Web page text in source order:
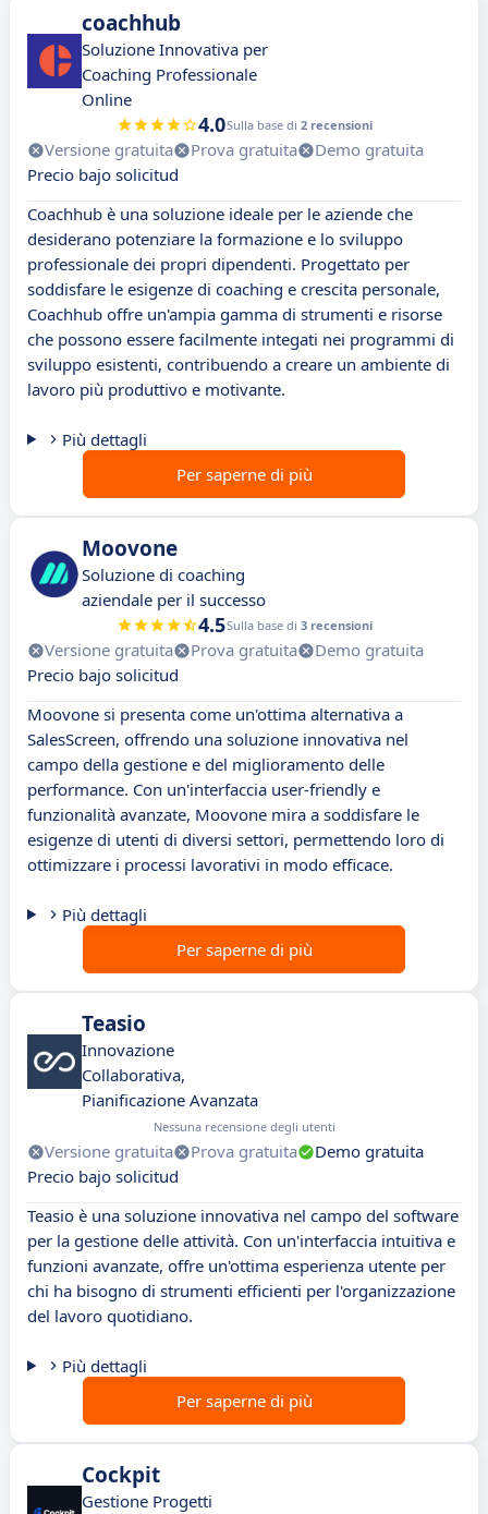
coachhub
Soluzione Innovativa per
Coaching Professionale
Online
4.0Sulla base di 2 recensioni
Versione gratuita Prova gratuita
Demo gratuita
Precio bajo solicitud
Coachhub è una soluzione ideale per le aziende che
desiderano potenziare la formazione e lo sviluppo
professionale dei propri dipendenti. Progettato per
soddisfare le esigenze di coaching e crescita personale,
Coachhub offre un'ampia gamma di strumenti e risorse
che possono essere facilmente integati nei programmi di
sviluppo esistenti, contribuendo a creare un ambiente di
lavoro più produttivo e motivante.
Più dettagli
Per saperne di più
Moovone
Soluzione di coaching
aziendale per il successo
4.5Sulla base di 3 recensioni
Versione gratuita Prova gratuita
Demo gratuita
Precio bajo solicitud
Moovone si presenta come un'ottima alternativa a
SalesScreen, offrendo una soluzione innovativa nel
campo della gestione e del miglioramento delle
performance. Con un'interfaccia user-friendly e
funzionalità avanzate, Moovone mira a soddisfare le
esigenze di utenti di diversi settori, permettendo loro di
ottimizzare i processi lavorativi in modo efficace.
Più dettagli
Per saperne di più
Teasio
Innovazione
Collaborativa,
Pianificazione Avanzata
Nessuna recensione degli utenti
Versione gratuita Prova gratuita
Demo gratuita
Precio bajo solicitud
Teasio è una soluzione innovativa nel campo del software
per la gestione delle attività. Con un'interfaccia intuitiva e
funzioni avanzate, offre un'ottima esperienza utente per
chi ha bisogno di strumenti efficienti per l'organizzazione
del lavoro quotidiano.
Più dettagli
Per saperne di più
Cockpit
Gestione Progetti